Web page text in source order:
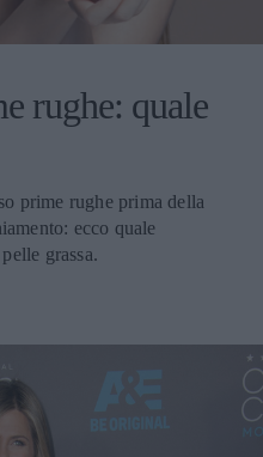
rughe: quale
prime rughe prima della
ecco quale
grassa.